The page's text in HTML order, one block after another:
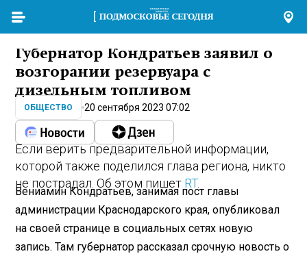
Губернатор Кондратьев заявил о
возгорании резервуара с
дизельным топливом
ОБЩЕСТВО 20 сентября 2023 07:02
Если верить предварительной информации,
которой также поделился глава региона, никто
не пострадал. Об этом пишет RT.
Вениамин Кондратьев, занимая пост главы
администрации Краснодарского края, опубликовал
на своей странице в социальных сетях новую
запись. Там губернатор рассказал срочную новость о